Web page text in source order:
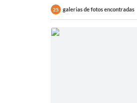
25 galerias de fotos encontradas